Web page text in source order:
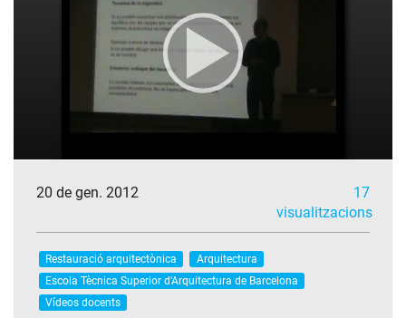
20 de gen. 2012
17
visualitzacions
Restauració arquitectònica
Arquitectura
Escola Tècnica Superior d'Arquitectura de Barcelona
Vídeos docents